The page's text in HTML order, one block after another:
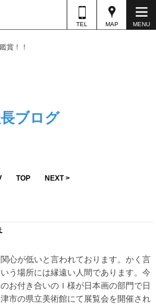
TEL MAP MENU
賞！！
ブログ
TOP NEXT >
心が低いと言われております。かく言
う場所には縁遠い人間であります。今
お付き合いのＩ様が日本画の部門で日
市の県立美術館にて展覧会を開催され